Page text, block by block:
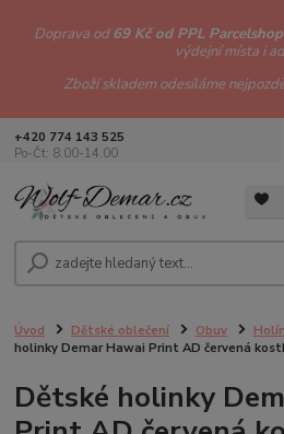
Doprava od69 Kč od PPL
výdejní místa i
Zboží skladem odesíláme
+420 774 143 525
Po-Čt: 8.00-14.00
Úvod Dětské oblečení Obuv
holinky Demar Hawai Print AD červená
Dětské holinky